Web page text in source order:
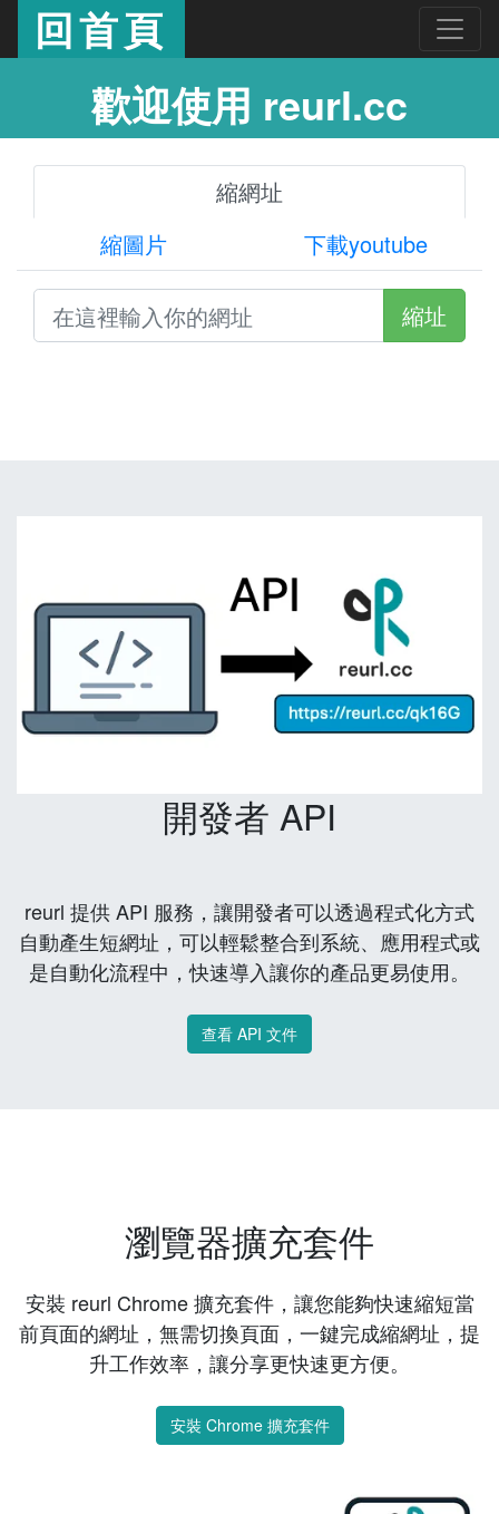
回首頁
歡迎使用 reurl.cc
縮網址
縮圖片
下載youtube
縮址
開發者 API
reurl 提供 API 服務，讓開發者可以透過程式化方式
自動產生短網址，可以輕鬆整合到系統、應用程式或
是自動化流程中，快速導入讓你的產品更易使用。
查看 API 文件
瀏覽器擴充套件
安裝 reurl Chrome 擴充套件，讓您能夠快速縮短當
前頁面的網址，無需切換頁面，一鍵完成縮網址，提
升工作效率，讓分享更快速更方便。
安裝 Chrome 擴充套件